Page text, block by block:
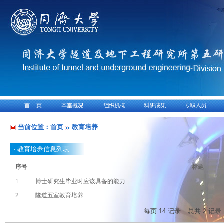
当前位置： 首页 教育培养
· 教育培养信息列表
序号 标题
1
博士研究生毕业时应该具备的能力
2
隧道五室教育培养
每页 14 记录 总共 2记录